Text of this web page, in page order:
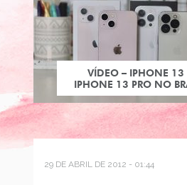
VÍDEO – IPHONE 13
IPHONE 13 PRO NO
29 DE ABRIL DE 2012 - 01:44